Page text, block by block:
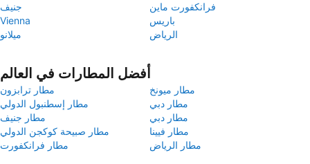
جنيف
فرانكفورت ماين
Vienna
باريس
ميلانو
الرياض
أفضل المطارات في العالم
مطار ترابزون
مطار ميونخ
مطار إسطنبول الدولي
مطار دبي
مطار جنيف
مطار دبي
مطار صبيحة كوكجن الدولي
مطار فيينا
مطار فرانكفورت
مطار الرياض